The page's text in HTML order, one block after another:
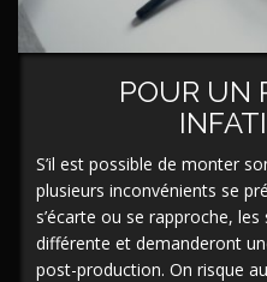
POUR UN
S’il est possible de monter
plusieurs inconvénients se
s’écarte ou se rapproche,
différente et demanderont
post-production. On risque